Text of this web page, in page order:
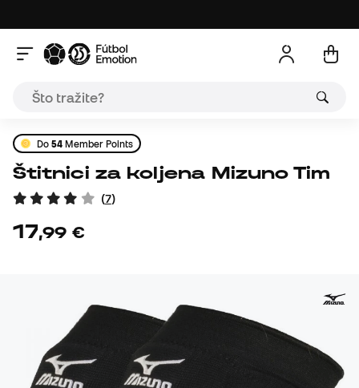
Do54 Member Points
Štitnici za koljena Mizuno Tim
(7)
17,99 €